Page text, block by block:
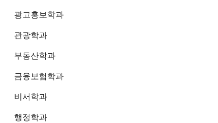
광고홍보학과
관광학과
부동산학과
금융보험학과
비서학과
행정학과